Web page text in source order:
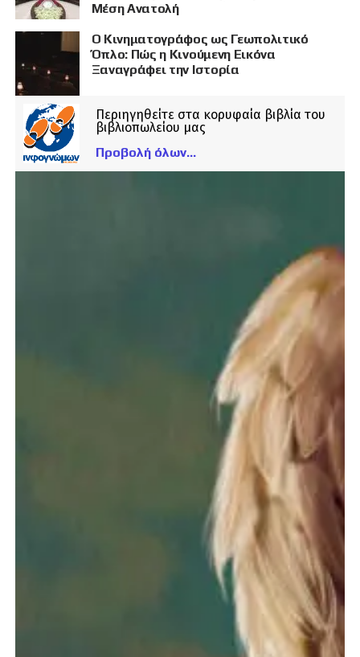
Μέση Ανατολή
Ο Κινηματογράφος ως Γεωπολιτικό
Όπλο: Πώς η Κινούμενη Εικόνα
Ξαναγράφει την Ιστορία
Περιηγηθείτε στα κορυφαία βιβλία του
βιβλιοπωλείου μας
Προβολή όλων